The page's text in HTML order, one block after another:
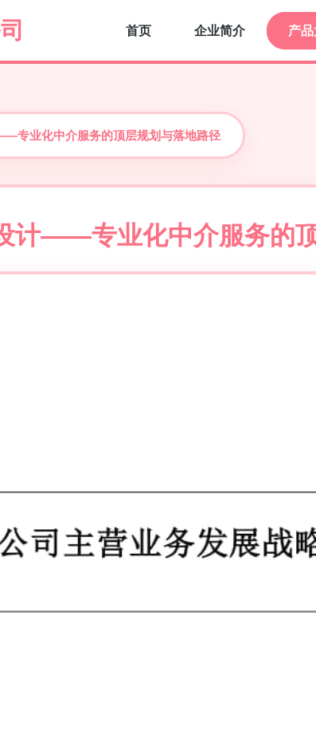
首页 企业简介 产
专业化中介服务的顶层规划与落地路径
计——专业化中介服务的